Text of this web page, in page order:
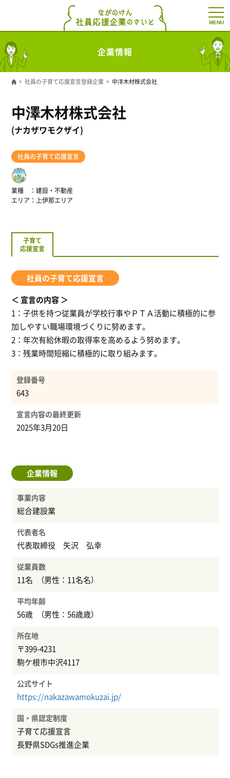
t
o
g
g
l
e
n
a
企業情報
社員の子育て応援宣言登録企業 中澤木材株式会社
中澤木材株式会社
(ナカザワモクザイ)
社員の子育て応援宣言
業種
建設・不動産
エリア
上伊那エリア
子育て
応援宣言
社員の子育て応援宣言
宣言の内容
1：子供を持つ従業員が学校行事やＰＴＡ活動に積極的に参
加しやすい職場環境づくりに努めます。
2：年次有給休暇の取得率を高めるよう努めます。
3：残業時間短縮に積極的に取り組みます。
登録番号
643
宣言内容の最終更新
2025年3月20日
企業情報
事業内容
総合建設業
代表者名
代表取締役 矢沢 弘幸
従業員数
11名 （男性：11名名）
平均年齢
56歳 （男性：56歳歳）
所在地
〒399-4231
駒ケ根市中沢4117
公式サイト
https://nakazawamokuzai.jp/
国・県認定制度
子育て応援宣言
長野県SDGs推進企業